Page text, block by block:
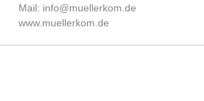
Mail: info@muellerkom.de
www.muellerkom.de